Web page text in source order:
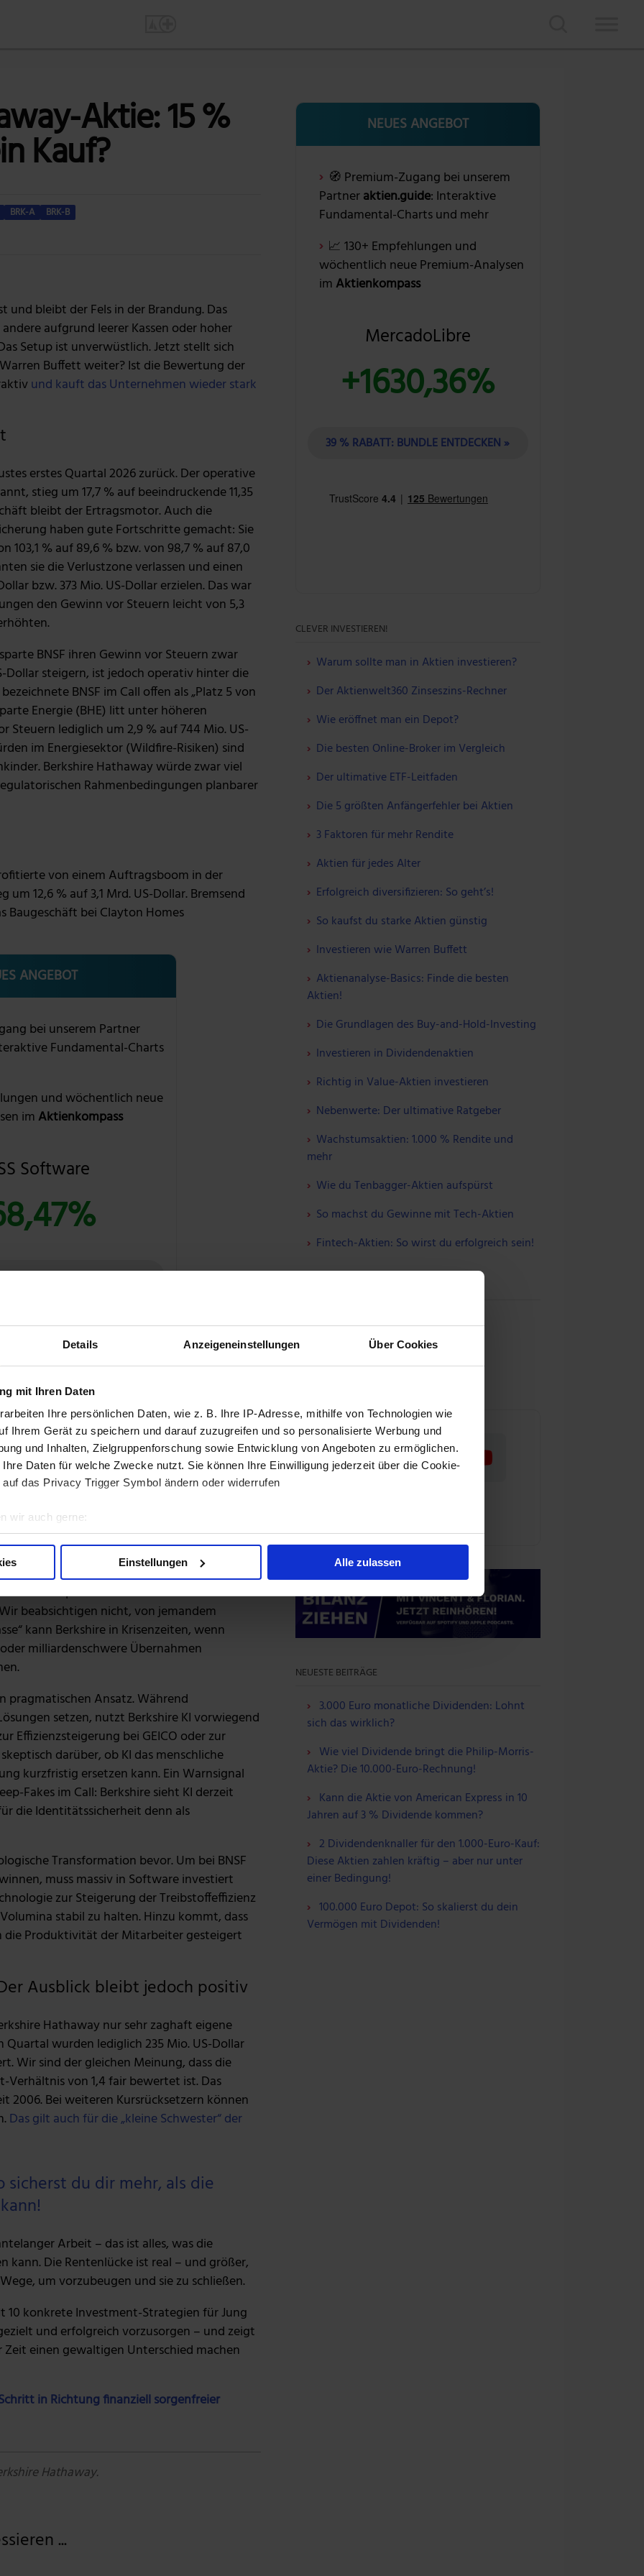
Details Anzeigeneinstellungen Über Cookies
mit Ihren Daten
Ihre persönlichen Daten, wie z. B. Ihre IP-Adresse, mithilfe von Technologien wie
Ihrem Gerät zu speichern und darauf zuzugreifen und so personalisierte Werbung und
und Inhalten, Zielgruppenforschung sowie Entwicklung von Angeboten zu ermöglichen.
Daten für welche Zwecke nutzt. Sie können Ihre Einwilligung jederzeit über die Cookie-
das Privacy Trigger Symbol ändern oder widerrufen
wir auch gerne:
geografische Lage erfassen, welche bis auf einige Meter genau sein können
Ihre persönlichen Daten verarbeitet werden, und legen Sie Ihre Präferenzen im
und Anzeigen zu personalisieren, Funktionen für soziale Medien anbieten zu können
zu analysieren. Außerdem geben wir Informationen zu deiner Verwendung unserer
soziale Medien, Werbung und Analysen weiter. Unsere Partner führen diese Informationen
zusammen, die du ihnen bereitgestellt hast oder die sie im Rahmen deiner Nutzung
Einstellungen Alle zulassen
Aktie: 15 %
Kauf?
BRK-A BRK-B
und bleibt der Fels in der Brandung. Das
aufgrund leerer Kassen oder hoher
Setup ist unverwüstlich. Jetzt stellt sich
Buffett weiter? Ist die Bewertung der
und kauft das Unternehmen wieder stark
erstes Quartal 2026 zurück. Der operative
stieg um 17,7 % auf beeindruckende 11,35
bleibt der Ertragsmotor. Auch die
haben gute Fortschritte gemacht: Sie
% auf 89,6 % bzw. von 98,7 % auf 87,0
sie die Verlustzone verlassen und einen
bzw. 373 Mio. US-Dollar erzielen. Das war
den Gewinn vor Steuern leicht von 5,3
BNSF ihren Gewinn vor Steuern zwar
Dollar steigern, ist jedoch operativ hinter die
BNSF im Call offen als „Platz 5 von
Energie (BHE) litt unter höheren
lediglich um 2,9 % auf 744 Mio. US-
im Energiesektor (Wildfire-Risiken) sind
Berkshire Hathaway würde zwar viel
Rahmenbedingungen planbarer
von einem Auftragsboom in der
12,6 % auf 3,1 Mrd. US-Dollar. Bremsend
Baugeschäft bei Clayton Homes
ANGEBOT
bei unserem Partner
Fundamental-Charts
und wöchentlich neue
im Aktienkompass
Software
BUNDLE ENTDECKEN »
Dollar (inklusive unrealisierter
B-Aktie bei 4,68 US-Dollar. Damit ist er mehr
ist hauptsächlich auf das
jedes Mal die Aussage vom Gewinn je
hier auch unrealisierte Kursverläufe
Verluste des Depots verbesserten sich von
was einen großen Einfluss auf den
von 373,5 Mrd. US-Dollar (netto). Hinzu
der als zinsloses Kapital für
Liquidität ist die absolute
beabsichtigen nicht, von jemandem
kann Berkshire in Krisenzeiten, wenn
milliardenschwere Übernahmen
pragmatischen Ansatz. Während
setzen, nutzt Berkshire KI vorwiegend
Effizienzsteigerung bei GEICO oder zur
darüber, ob KI das menschliche
kurzfristig ersetzen kann. Ein Warnsignal
Fakes im Call: Berkshire sieht KI derzeit
die Identitätssicherheit denn als
Transformation bevor. Um bei BNSF
muss massiv in Software investiert
zur Steigerung der Treibstoffeffizienz
stabil zu halten. Hinzu kommt, dass
die Produktivität der Mitarbeiter gesteigert
Ausblick bleibt jedoch positiv
Hathaway nur sehr zaghaft eigene
wurden lediglich 235 Mio. US-Dollar
Wir sind der gleichen Meinung, dass die
von 1,4 fair bewertet ist. Das
2006. Bei weiteren Kursrücksetzern können
Das gilt auch für die „kleine Schwester“ der
sicherst du dir mehr, als die
Arbeit – das ist alles, was die
kann. Die Rentenlücke ist real – und größer,
um vorzubeugen und sie zu schließen.
10 konkrete Investment-Strategien für Jung
und erfolgreich vorzusorgen – und zeigt
einen gewaltigen Unterschied machen
in Richtung finanziell sorgenfreier
Hathaway.
...
NEUES ANGEBOT
🧭 Premium-Zugang bei unserem
Partneraktien.guide: Interaktive
Fundamental-Charts und mehr
📈 130+ Empfehlungen und
wöchentlich neue Premium-Analysen
im Aktienkompass
MercadoLibre
+1630,36%
39 % RABATT: BUNDLE ENTDECKEN »
CLEVER INVESTIEREN!
Warum sollte man in Aktien investieren?
Der Aktienwelt360 Zinseszins-Rechner
Wie eröffnet man ein Depot?
Die besten Online-Broker im Vergleich
Der ultimative ETF-Leitfaden
Die 5 größten Anfängerfehler bei Aktien
3 Faktoren für mehr Rendite
Aktien für jedes Alter
Erfolgreich diversifizieren: So geht’s!
So kaufst du starke Aktien günstig
Investieren wie Warren Buffett
Aktienanalyse-Basics: Finde die besten
Aktien!
Die Grundlagen des Buy-and-Hold-Investing
Investieren in Dividendenaktien
Richtig in Value-Aktien investieren
Nebenwerte: Der ultimative Ratgeber
Wachstumsaktien: 1.000 % Rendite und
mehr
Wie du Tenbagger-Aktien aufspürst
So machst du Gewinne mit Tech-Aktien
Fintech-Aktien: So wirst du erfolgreich sein!
Unser Team
NEUESTE BEITRÄGE
3.000 Euro monatliche Dividenden: Lohnt
sich das wirklich?
Wie viel Dividende bringt die Philip-Morris-
Aktie? Die 10.000-Euro-Rechnung!
Kann die Aktie von American Express in 10
Jahren auf 3 % Dividende kommen?
2 Dividendenknaller für den 1.000-Euro-Kauf:
Diese Aktien zahlen kräftig – aber nur unter
einer Bedingung!
100.000 Euro Depot: So skalierst du dein
Vermögen mit Dividenden!